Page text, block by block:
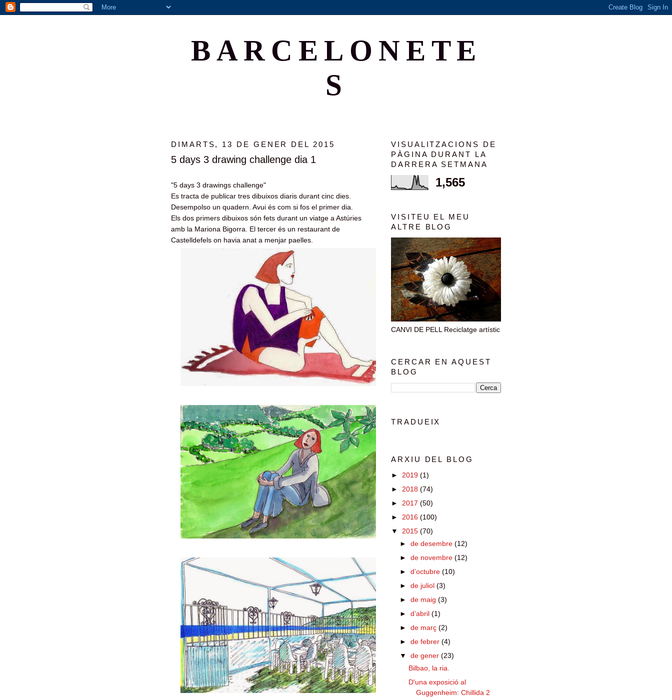
BARCELONETE
S
DIMARTS, 13 DE GENER DEL 2015
5 days 3 drawing challenge dia 1
"5 days 3 drawings challenge"
Es tracta de publicar tres dibuixos diaris durant cinc dies.
Desempolso un quadern. Avui és com si fos el primer dia.
Els dos primers dibuixos són fets durant un viatge a Astúries
amb la Mariona Bigorra. El tercer és un restaurant de
Castelldefels on havia anat a menjar paelles.
VISUALITZACIONS DE
PÀGINA DURANT LA
DARRERA SETMANA
1,565
VISITEU EL MEU
ALTRE BLOG
CANVI DE PELL Reciclatge artístic
CERCAR EN AQUEST
BLOG
TRADUEIX
ARXIU DEL BLOG
► 2019 (1)
► 2018 (74)
► 2017 (50)
► 2016 (100)
▼ 2015 (70)
► de desembre (12)
► de novembre (12)
► d’octubre (10)
► de juliol (3)
► de maig (3)
► d’abril (1)
► de març (2)
► de febrer (4)
▼ de gener (23)
Bilbao, la ria.
D'una exposició al
Guggenheim: Chillida 2